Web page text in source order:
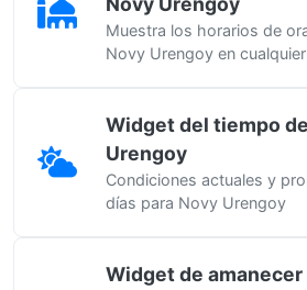
Muestra los horarios de
Novy Urengoy en
Widget del tiempo
Urengoy
Condiciones actuales y
días para Novy Urengoy
Widget de